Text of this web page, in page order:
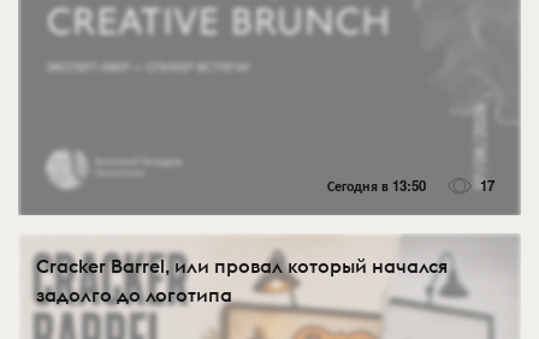
Сегодня в 13:50 17
Cracker Barrel, или провал который начался
задолго до логотипа